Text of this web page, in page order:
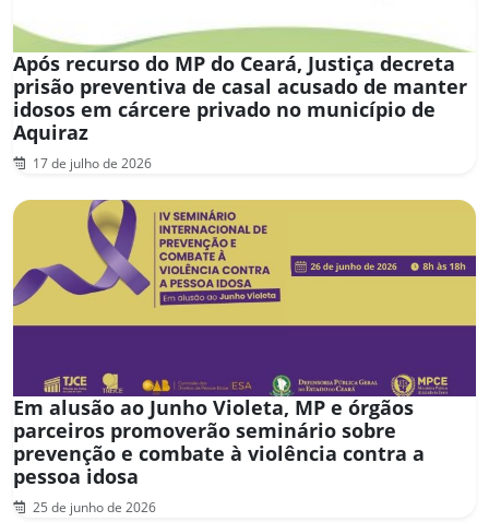
Após recurso do MP do Ceará, Justiça decreta
prisão preventiva de casal acusado de manter
idosos em cárcere privado no município de
Aquiraz
17 de julho de 2026
Em alusão ao Junho Violeta, MP e órgãos
parceiros promoverão seminário sobre
prevenção e combate à violência contra a
pessoa idosa
25 de junho de 2026